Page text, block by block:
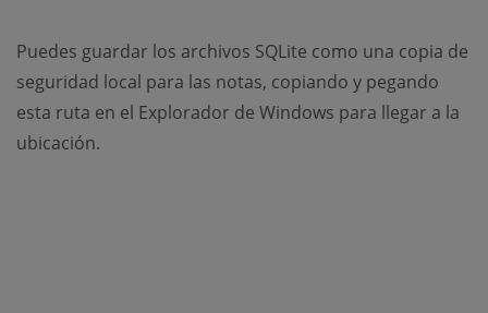
Puedes guardar los archivos SQLite como una copia de
seguridad local para las notas, copiando y pegando
esta ruta en el Explorador de Windows para llegar a la
ubicación.